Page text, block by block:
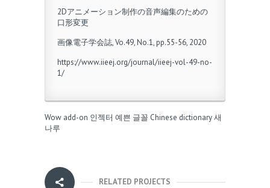
2Dアニメーション制作の音声編集のための
口形変更
画像電子学会誌, Vo.49, No.1, pp.55-56, 2020
https://www.iieej.org/journal/iieej-vol-49-no-
1/
Wow add-on 인젝터 예쁜 글꼴 Chinese dictionary새
나루
RELATED PROJECTS